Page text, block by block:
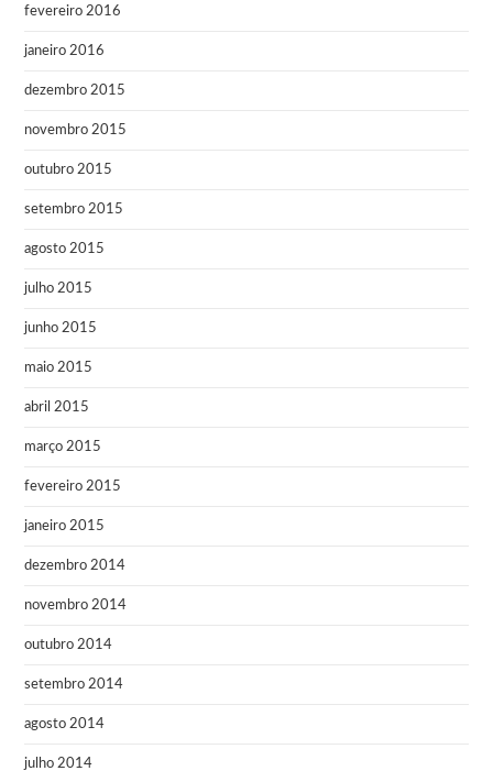
fevereiro 2016
janeiro 2016
dezembro 2015
novembro 2015
outubro 2015
setembro 2015
agosto 2015
julho 2015
junho 2015
maio 2015
abril 2015
março 2015
fevereiro 2015
janeiro 2015
dezembro 2014
novembro 2014
outubro 2014
setembro 2014
agosto 2014
julho 2014